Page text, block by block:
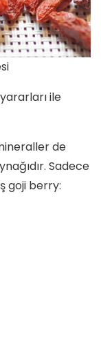
ile
de
Sadece
goji berry: